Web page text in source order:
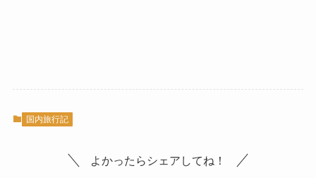
国内旅行記
よかったらシェアしてね！